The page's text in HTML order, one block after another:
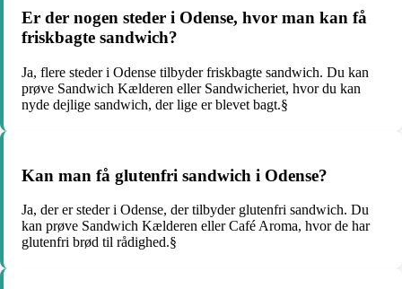
Er der nogen steder i Odense, hvor man kan få
friskbagte sandwich?
Ja, flere steder i Odense tilbyder friskbagte sandwich. Du kan
prøve Sandwich Kælderen eller Sandwicheriet, hvor du kan
nyde dejlige sandwich, der lige er blevet bagt.§
Kan man få glutenfri sandwich i Odense?
Ja, der er steder i Odense, der tilbyder glutenfri sandwich. Du
kan prøve Sandwich Kælderen eller Café Aroma, hvor de har
glutenfri brød til rådighed.§